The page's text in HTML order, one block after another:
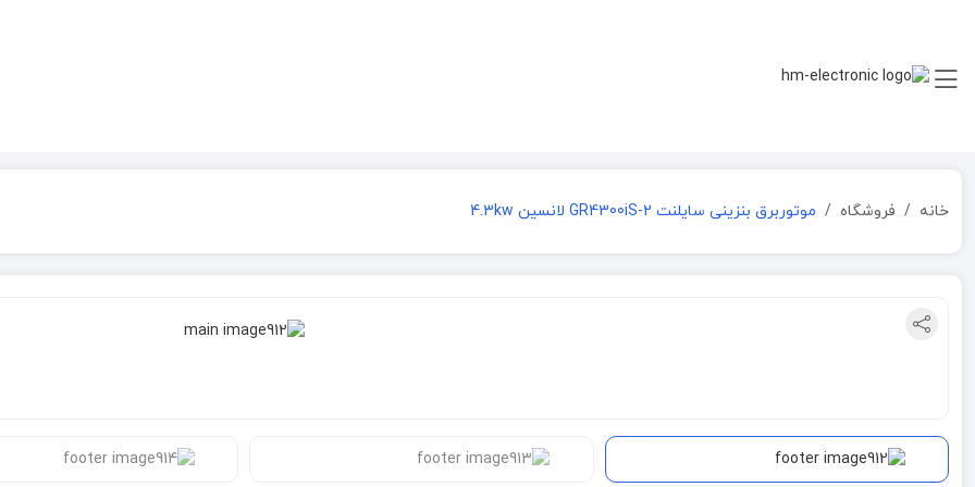
خانه فروشگاه موتوربرق بنزینی سایلنت GR4300iS-2 لانسین 4.3kw